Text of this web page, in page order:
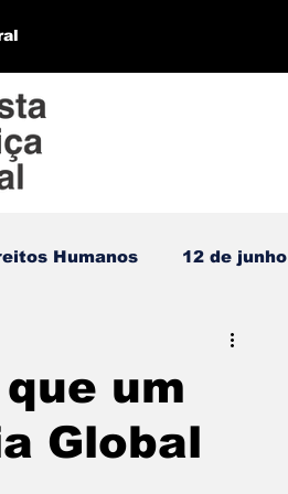
Humanos 12 de junho
um
Global